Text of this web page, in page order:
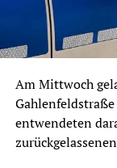
Am Mittwoch
entwendeten